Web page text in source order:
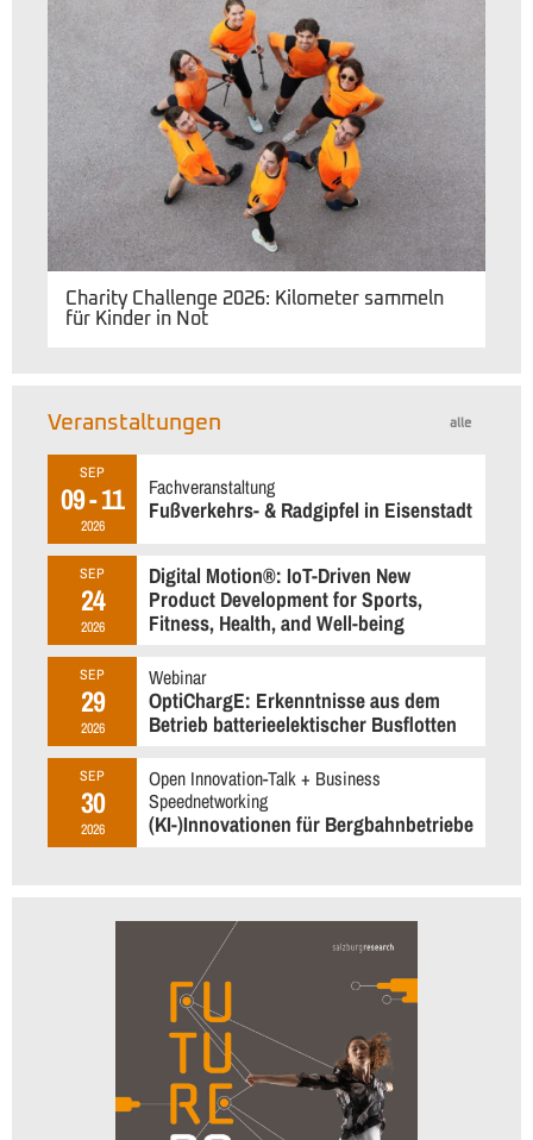
Charity Challenge 2026: Kilometer sammeln
für Kinder in Not
alle
Veranstaltungen
SEP
09 - 11
2026
Fachveranstaltung
Fußverkehrs- & Radgipfel in Eisenstadt
SEP
24
2026
Digital Motion®: IoT-Driven New
Product Development for Sports,
Fitness, Health, and Well-being
SEP
29
2026
Webinar
OptiChargE: Erkenntnisse aus dem
Betrieb batterieelektischer Busflotten
SEP
30
2026
Open Innovation-Talk + Business
Speednetworking
(KI-)Innovationen für Bergbahnbetriebe